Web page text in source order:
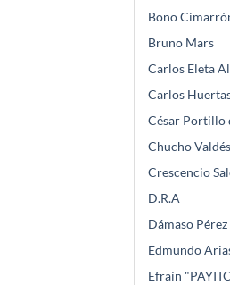
Bono
Bruno Mars
Carlos Eleta
Carlos
César Portillo
Chucho Valdés
Crescencio
D.R.A
Dámaso
Edmundo
Efraín